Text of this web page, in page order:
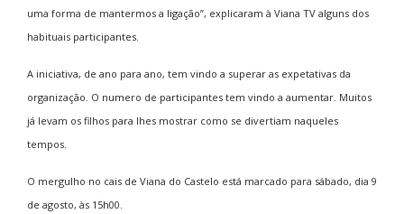
uma forma de mantermos a ligação”, explicaram à Viana TV alguns dos
habituais participantes.
A iniciativa, de ano para ano, tem vindo a superar as expetativas da
organização. O numero de participantes tem vindo a aumentar. Muitos
já levam os filhos para lhes mostrar como se divertiam naqueles
tempos.
O mergulho no cais de Viana do Castelo está marcado para sábado, dia 9
de agosto, às 15h00.